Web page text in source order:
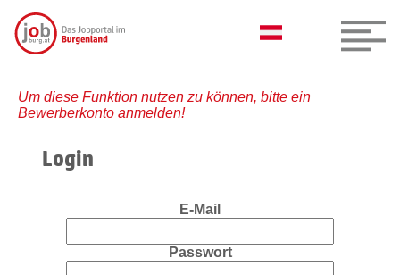
Um diese Funktion nutzen zu können, bitte ein
Bewerberkonto anmelden!
Login
E-Mail
Passwort